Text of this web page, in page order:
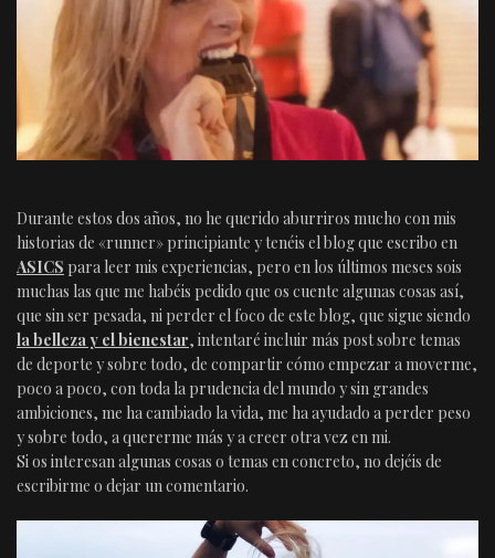
Durante estos dos años, no he querido aburriros mucho con mis
historias de «runner» principiante y tenéis el blog que escribo en
ASICS para leer mis experiencias, pero en los últimos meses sois
muchas las que me habéis pedido que os cuente algunas cosas así,
que sin ser pesada, ni perder el foco de este blog, que sigue siendo
la belleza y el bienestar, intentaré incluir más post sobre temas
de deporte y sobre todo, de compartir cómo empezar a moverme,
poco a poco, con toda la prudencia del mundo y sin grandes
ambiciones, me ha cambiado la vida, me ha ayudado a perder peso
y sobre todo, a quererme más y a creer otra vez en mi.
Si os interesan algunas cosas o temas en concreto, no dejéis de
escribirme o dejar un comentario.